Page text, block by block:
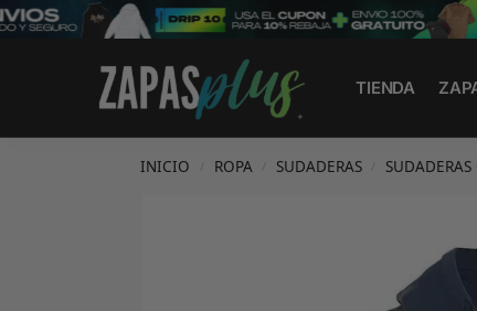
TIENDA
Search
INICIO ROPA SUDADERAS